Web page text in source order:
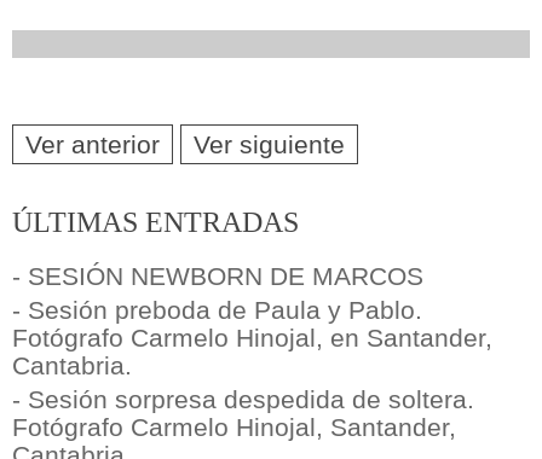
Ver anterior Ver siguiente
ÚLTIMAS ENTRADAS
- SESIÓN NEWBORN DE MARCOS
- Sesión preboda de Paula y Pablo.
Fotógrafo Carmelo Hinojal, en Santander,
Cantabria.
- Sesión sorpresa despedida de soltera.
Fotógrafo Carmelo Hinojal, Santander,